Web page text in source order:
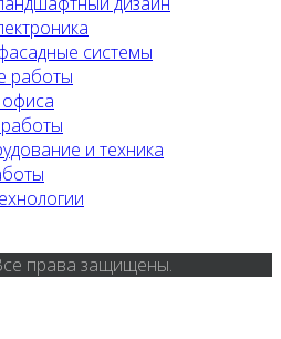
системы
работы
и техника
права защищены.